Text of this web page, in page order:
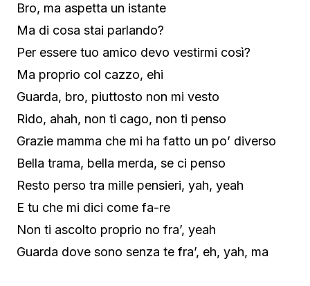
Bro, ma aspetta un istante
Ma di cosa stai parlando?
Per essere tuo amico devo vestirmi così?
Ma proprio col cazzo, ehi
Guarda, bro, piuttosto non mi vesto
Rido, ahah, non ti cago, non ti penso
Grazie mamma che mi ha fatto un po’ diverso
Bella trama, bella merda, se ci penso
Resto perso tra mille pensieri, yah, yeah
E tu che mi dici come fa-re
Non ti ascolto proprio no fra’, yeah
Guarda dove sono senza te fra’, eh, yah, ma